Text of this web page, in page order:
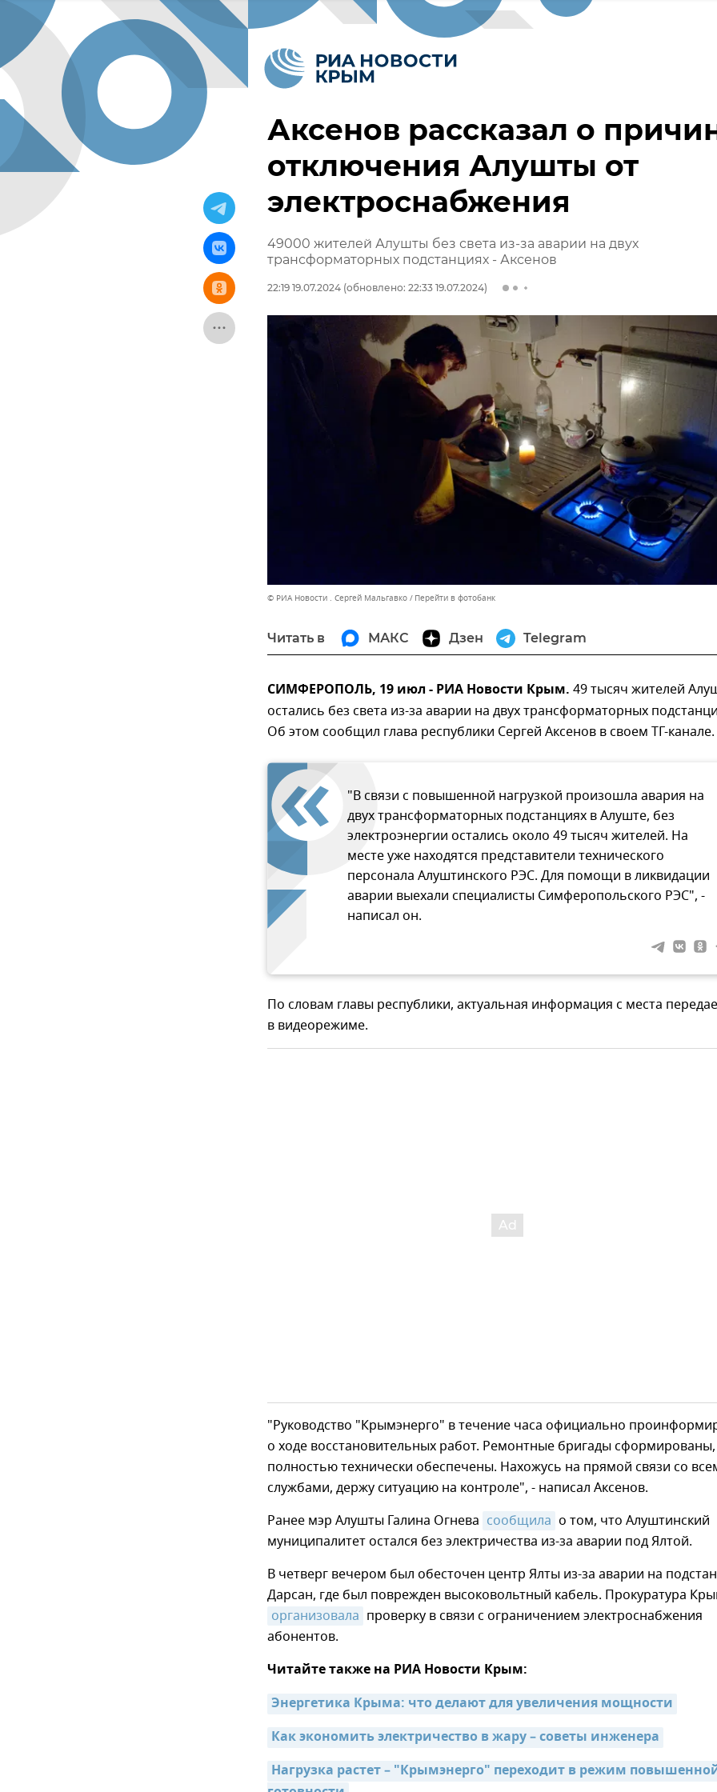
Аксенов рассказал о
отключения Алушты от
электроснабжения
49000 жителей Алушты без света из-за аварии на двух
трансформаторных подстанциях - Аксенов
22:19 19.07.2024 (обновлено: 22:33 19.07.2024)
© РИА Новости . Сергей Мальгавко Перейти в фотобанк
Читать в МАКС Дзен Telegram
СИМФЕРОПОЛЬ, 19 июл - РИА Новости Крым. 49 тысяч жителей
остались без света из-за аварии на двух трансформаторных
Об этом сообщил глава республики Сергей Аксенов в своем ТГ-канале.
"В связи с повышенной нагрузкой произошла авария на
двух трансформаторных подстанциях в Алуште, без
электроэнергии остались около 49 тысяч жителей. На
месте уже находятся представители технического
персонала Алуштинского РЭС. Для помощи в ликвидации
аварии выехали специалисты Симферопольского РЭС", -
написал он.
По словам главы республики, актуальная информация с места
в видеорежиме.
"Руководство "Крымэнерго" в течение часа официально
о ходе восстановительных работ. Ремонтные бригады сформированы,
полностью технически обеспечены. Нахожусь на прямой связи со
службами, держу ситуацию на контроле", - написал Аксенов.
Ранее мэр Алушты Галина Огнева сообщила о том, что Алуштинский
муниципалитет остался без электричества из-за аварии под Ялтой.
В четверг вечером был обесточен центр Ялты из-за аварии на
Дарсан, где был поврежден высоковольтный кабель. Прокуратура
организовала проверку в связи с ограничением электроснабжения
абонентов.
Читайте также на РИА Новости Крым:
Энергетика Крыма: что делают для увеличения мощности
Как экономить электричество в жару – советы инженера
Нагрузка растет – "Крымэнерго" переходит в режим